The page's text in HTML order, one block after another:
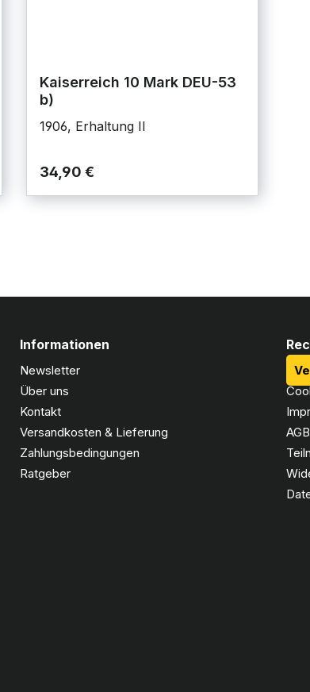
Kaiserreich 10 Mark DEU-53
b)
1906, Erhaltung II
34,90 €
Informationen
Newsletter
Über uns
Kontakt
Versandkosten & Lieferung
Zahlungsbedingungen
Ratgeber
AGB